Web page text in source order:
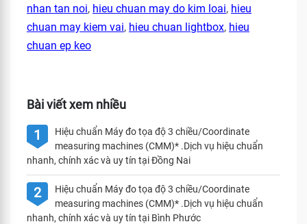
nhan tan noi, hieu chuan may do kim loai, hieu
chuan may kiem vai, hieu chuan lightbox, hieu
chuan ep keo
Bài viết xem nhiều
1
Hiệu chuẩn Máy đo tọa độ 3 chiều/Coordinate
measuring machines (CMM)* .Dịch vụ hiệu chuẩn
nhanh, chính xác và uy tín tại Đồng Nai
2
Hiệu chuẩn Máy đo tọa độ 3 chiều/Coordinate
measuring machines (CMM)* .Dịch vụ hiệu chuẩn
nhanh, chính xác và uy tín tại Bình Phước